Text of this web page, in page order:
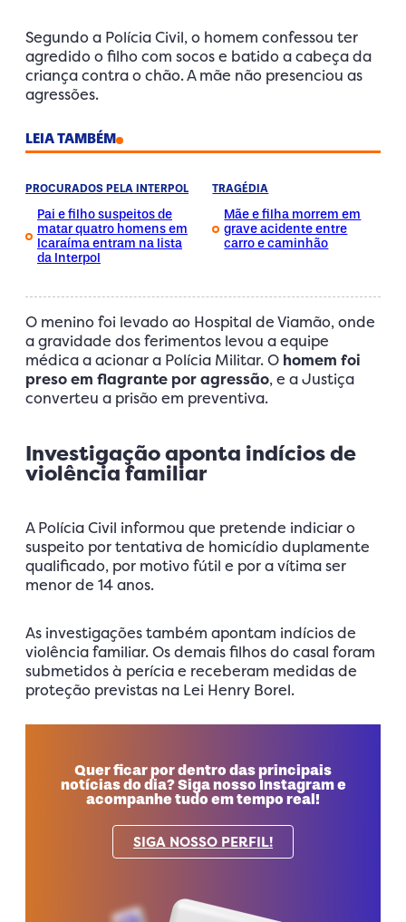
Segundo a Polícia Civil, o homem confessou ter
agredido o filho com socos e batido a cabeça da
criança contra o chão. A mãe não presenciou as
agressões.
LEIA TAMBÉM
PROCURADOS PELA INTERPOL
Pai e filho suspeitos de
matar quatro homens em
Icaraíma entram na lista
da Interpol
TRAGÉDIA
Mãe e filha morrem em
grave acidente entre
carro e caminhão
O menino foi levado ao Hospital de Viamão, onde
a gravidade dos ferimentos levou a equipe
médica a acionar a Polícia Militar. O homem foi
preso em flagrante por agressão, e a Justiça
converteu a prisão em preventiva.
Investigação aponta indícios de
violência familiar
A Polícia Civil informou que pretende indiciar o
suspeito por tentativa de homicídio duplamente
qualificado, por motivo fútil e por a vítima ser
menor de 14 anos.
As investigações também apontam indícios de
violência familiar. Os demais filhos do casal foram
submetidos à perícia e receberam medidas de
proteção previstas na Lei Henry Borel.
Quer ficar por dentro das principais
notícias do dia? Siga nosso Instagram e
acompanhe tudo em tempo real!
SIGA NOSSO PERFIL!